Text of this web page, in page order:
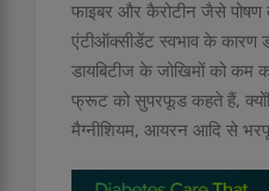
फाइबर और कैरोटीन जैसे पोषण
एंटीऑक्सीडेंट स्वभाव के
डायबिटीज के जोखिमों को
फ्रूट को सुपरफूड कहते हैं,
मैग्नीशियम, आयरन आदि से